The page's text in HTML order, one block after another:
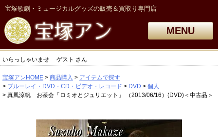
宝塚歌劇・ミュージカルグッズの販売＆買取り専門店
MENU
いらっしゃいませ ゲスト さん
宝塚アンHOME 商品購入
アイテムで探す
ブルーレイ・DVD・CD・ビデオ・レコード
DVD
個人
真風涼帆 お茶会「ロミオとジュリエット」 （2013/06/16）(DVD)＜中古品＞